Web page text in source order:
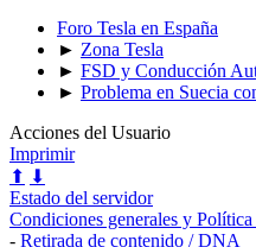
Foro Tesla en España
► Zona Tesla
► FSD y Conducción
► Problema en Suecia
Acciones del Usuario
Imprimir
⬆ ⬇
Estado del servidor
Condiciones generales y
- Retirada de contenido / DNA